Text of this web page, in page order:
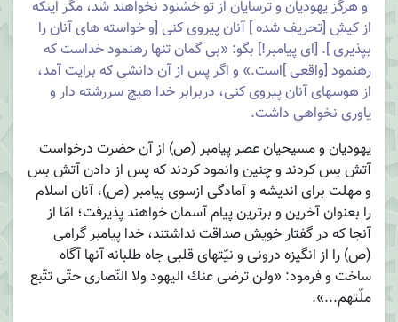
و هرگز یهودیان و ترسایان از تو خشنود نخواهند شد، مگر اینكه
از كیش [تحریف شده ] آنان پیروى كنى [و خواسته هاى آنان را
بپذیرى ]. [اى پیامبر!] بگو: «بى گمان تنها رهنمود خداست كه
رهنمود [واقعى ]است.» و اگر پس از آن دانشى كه برایت آمد،
از هوسهاى آنان پیروى كنى، دربرابر خدا هیچ سررشته دار و
یاورى نخواهى داشت.
یهودیان و مسیحیان عصر پیامبر (ص) از آن حضرت درخواست
آتش بس كردند و چنین وانمود كردند كه پس از دادن آتش بس
و مهلت براى اندیشه و آمادگى ازسوى پیامبر (ص)، آنان اسلام
را بعنوان آخرین و برترین پیام آسمان خواهند پذیرفت؛ امّا از
آنجا كه در گفتار خویش صداقت نداشتند، خدا پیامبر گرامى
(ص) را از انگیزه درونى و نیّتهاى قلبى جاه طلبانه آنها آگاه
ساخت و فرمود: «ولن ترضى عنك الیهود ولا النّصارى حتّى تتّبع
ملّتهم...».